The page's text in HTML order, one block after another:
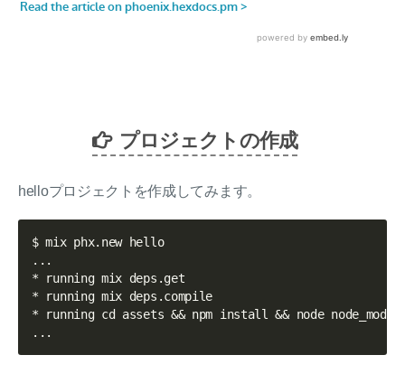
プロジェクトの作成
helloプロジェクトを作成してみます。
$ mix phx.new hello
...
* running mix deps.get
* running mix deps.compile
* running cd assets && npm install && node